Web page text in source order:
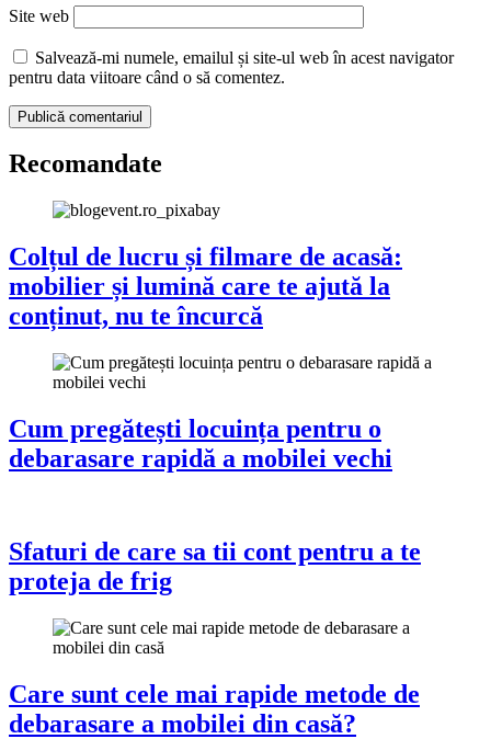
Site web
Salvează-mi numele, emailul și site-ul web în acest navigator
pentru data viitoare când o să comentez.
Recomandate
Colțul de lucru și filmare de acasă:
mobilier și lumină care te ajută la
conținut, nu te încurcă
Cum pregătești locuința pentru o
debarasare rapidă a mobilei vechi
Sfaturi de care sa tii cont pentru a te
proteja de frig
Care sunt cele mai rapide metode de
debarasare a mobilei din casă?